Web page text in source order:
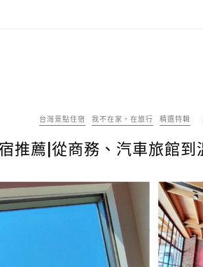
台灣景點住宿 我不在家，在旅行 精選特輯
推薦|從商務、汽車旅館